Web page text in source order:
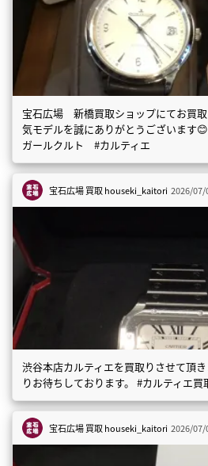
宝石広場 新橋買取ショップにてお買
気モデルを誠にありがとうございます
ガールクルト #カルティエ
宝石広場 買取houseki_kaitori 2026/07/
渋谷本店カルティエを買取りさせて頂
りお待ちしております。 #カルティエ買
宝石広場 買取houseki_kaitori 2026/07/